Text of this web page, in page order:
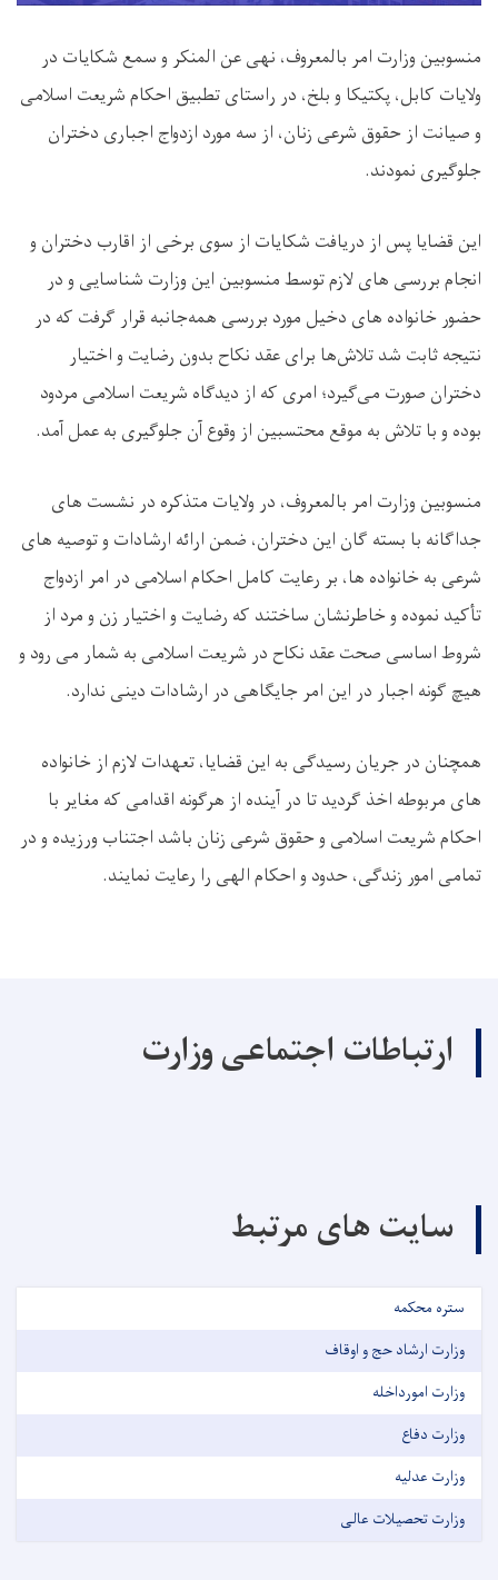
منسوبین وزارت امر بالمعروف، نهی عن المنکر و سمع شکایات در
ولایات کابل، پکتیکا و بلخ، در راستای تطبیق احکام شریعت اسلامی
و صیانت از حقوق شرعی زنان، از سه مورد ازدواج اجباری دختران
جلوگیری نمودند.
این قضایا پس از دریافت شکایات از سوی برخی از اقارب دختران و
انجام بررسی‌ های لازم توسط منسوبین این وزارت شناسایی و در
حضور خانواده های دخیل مورد بررسی همه‌جانبه قرار گرفت که در
نتیجه ثابت شد تلاش‌ها برای عقد نکاح بدون رضایت و اختیار
دختران صورت می‌گیرد؛ امری که از دیدگاه شریعت اسلامی مردود
بوده و با تلاش به ‌موقع محتسبین از وقوع آن جلوگیری به عمل آمد.
منسوبین وزارت امر بالمعروف، در ولایات متذکره در نشست های
جداگانه با بسته گان این دختران، ضمن ارائه ارشادات و توصیه ‌های
شرعی به خانواده‌ ها، بر رعایت کامل احکام اسلامی در امر ازدواج
تأکید نموده و خاطرنشان ساختند که رضایت و اختیار زن و مرد از
شروط اساسی صحت عقد نکاح در شریعت اسلامی به شمار می ‌رود و
هیچ ‌گونه اجبار در این امر جایگاهی در ارشادات دینی ندارد.
همچنان در جریان رسیدگی به این قضایا، تعهدات لازم از خانواده‌
های مربوطه اخذ گردید تا در آینده از هرگونه اقدامی که مغایر با
احکام شریعت اسلامی و حقوق شرعی زنان باشد اجتناب ورزیده و در
تمامی امور زندگی، حدود و احکام الهی را رعایت نمایند.
ارتباطات اجتماعی وزارت
سایت های مرتبط
ستره محکمه
وزارت ارشاد حج و اوقاف
وزارت امورداخله
وزارت دفاع
وزارت عدلیه
وزارت تحصیلات عالی